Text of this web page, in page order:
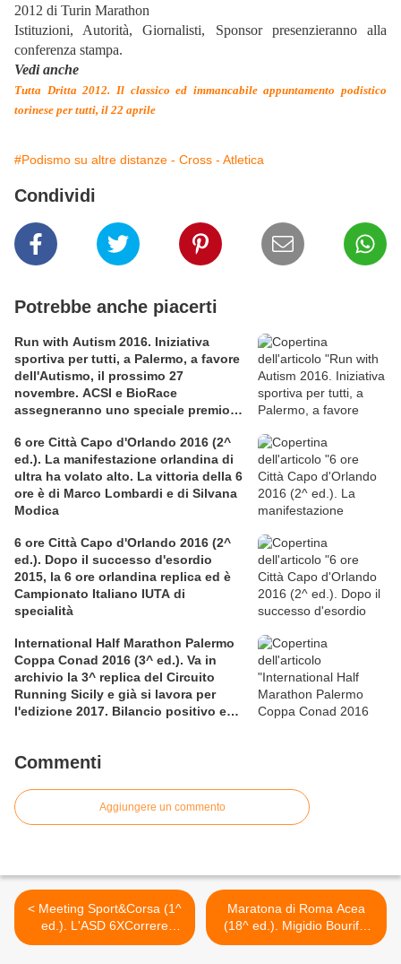
2012 di Turin Marathon
Istituzioni, Autorità, Giornalisti, Sponsor presenzieranno alla
conferenza stampa.
Vedi anche
Tutta Dritta 2012. Il classico ed immancabile appuntamento podistico
torinese per tutti, il 22 aprile
#Podismo su altre distanze - Cross - Atletica
Condividi
Potrebbe anche piacerti
Run with Autism 2016. Iniziativa
sportiva per tutti, a Palermo, a favore
dell'Autismo, il prossimo 27
novembre. ACSI e BioRace
assegneranno uno speciale premio
6 ore Città Capo d'Orlando 2016 (2^
ed.). La manifestazione orlandina di
ultra ha volato alto. La vittoria della 6
ore è di Marco Lombardi e di Silvana
Modica
6 ore Città Capo d'Orlando 2016 (2^
ed.). Dopo il successo d'esordio
2015, la 6 ore orlandina replica ed è
Campionato Italiano IUTA di
specialità
International Half Marathon Palermo
Coppa Conad 2016 (3^ ed.). Va in
archivio la 3^ replica del Circuito
Running Sicily e già si lavora per
l'edizione 2017. Bilancio positivo e
Commenti
Aggiungere un commento
< Meeting Sport&Corsa (1^
ed.). L'ASD 6XCorrere
promuove un incontro
Maratona di Roma Acea
(18^ ed.). Migidio Bourifa,
tre volte campione italiano